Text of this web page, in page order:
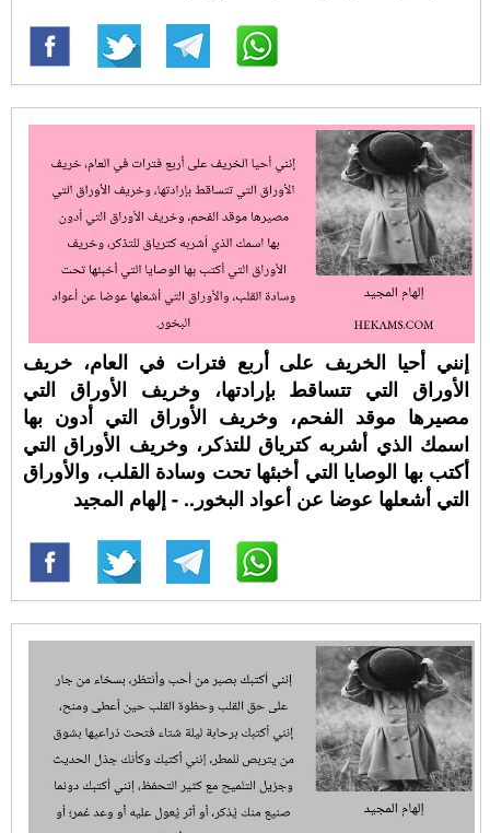
إنني أحيا الخريف على أربع فترات في العام، خريف
الأوراق التي تتساقط بإرادتها، وخريف الأوراق التي
مصيرها موقد الفحم، وخريف الأوراق التي أدون بها
اسمك الذي أشربه كترياق للتذكر، وخريف الأوراق التي
أكتب بها الوصايا التي أخبئها تحت وسادة القلب، والأوراق
التي أشعلها عوضا عن أعواد البخور.. - إلهام المجيد